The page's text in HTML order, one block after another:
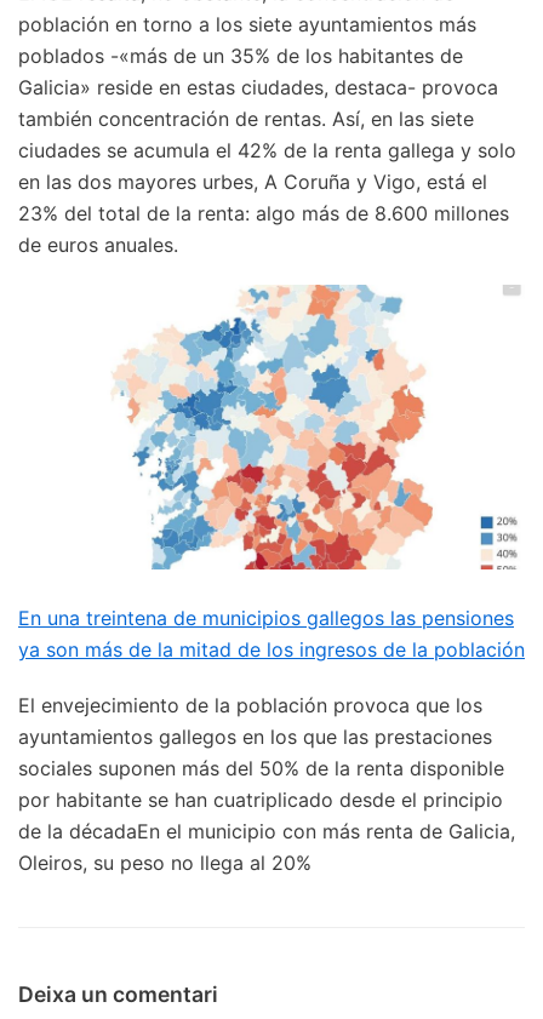
población en torno a los siete ayuntamientos más
poblados -«más de un 35% de los habitantes de
Galicia» reside en estas ciudades, destaca- provoca
también concentración de rentas. Así, en las siete
ciudades se acumula el 42% de la renta gallega y solo
en las dos mayores urbes, A Coruña y Vigo, está el
23% del total de la renta: algo más de 8.600 millones
de euros anuales.
En una treintena de municipios gallegos las pensiones
ya son más de la mitad de los ingresos de la población
El envejecimiento de la población provoca que los
ayuntamientos gallegos en los que las prestaciones
sociales suponen más del 50% de la renta disponible
por habitante se han cuatriplicado desde el principio
de la décadaEn el municipio con más renta de Galicia,
Oleiros, su peso no llega al 20%
Deixa un comentari